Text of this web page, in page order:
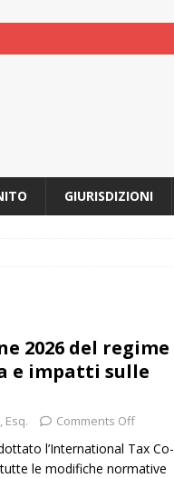
GIURISDIZIONI
2026 del regime
e impatti sulle
Esq. Comments Off
l’International Tax Co-
le modifiche normative